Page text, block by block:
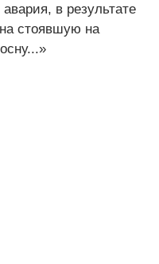
в результате
стоявшую на